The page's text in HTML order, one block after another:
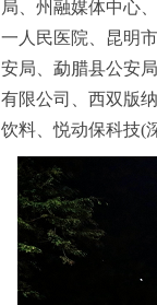
局、州融媒体中心
一人民医院、昆明
安局、勐腊县公安
有限公司、西双版
饮料、悦动保科技(